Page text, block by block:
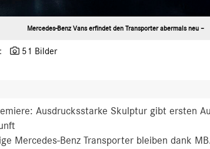
Mercedes-Benz Vans erfindet den Transporter abermals neu –
51 Bilder
Ausdrucksstarke Skulptur gibt ersten
Mercedes-Benz Transporter bleiben dank